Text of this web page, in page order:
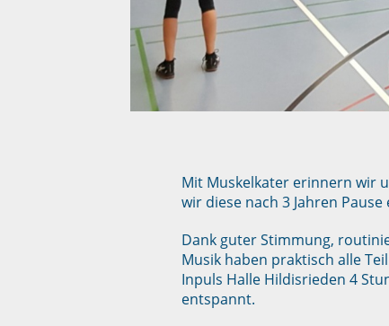
Mit Muskelkater erinnern wir
wir diese nach 3 Jahren
Dank guter Stimmung,
Musik haben praktisch alle
Inpuls Halle Hildisrieden 4
entspannt.